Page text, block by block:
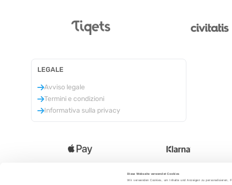
Diese Webseite verwendet Cookies
Wir verwenden Cookies, um Inhalte und Anzeigen zu
LEGALE
Avviso legale
Termini e condizioni
Informativa sulla privacy